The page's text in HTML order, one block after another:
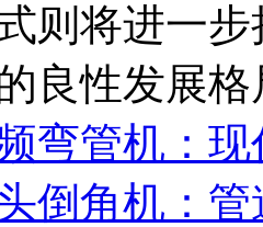
则将进一
良性发展格
弯管机：
倒角机：